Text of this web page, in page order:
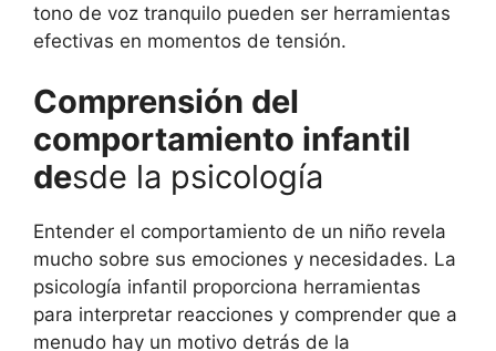
tono de voz tranquilo pueden ser herramientas
efectivas en momentos de tensión.
Comprensión del
comportamiento infantil
desde la psicología
Entender el comportamiento de un niño revela
mucho sobre sus emociones y necesidades. La
psicología infantil proporciona herramientas
para interpretar reacciones y comprender que a
menudo hay un motivo detrás de la